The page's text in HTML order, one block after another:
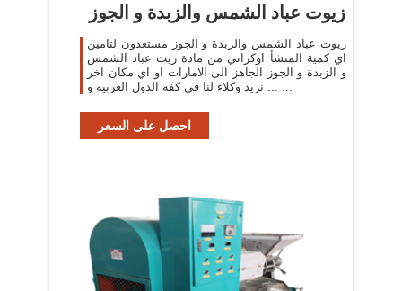
زيوت عباد الشمس والزبدة و الجوز
زيوت عباد الشمس والزبدة و الجوز مستعدون لتامين
اي كمية المنشأ اوكراني من مادة زيت عباد الشمس
و الزبدة و الجوز الجاهز الى الامارات او اي مكان اخر
... نريد وكلاء لنا فى كفه الدول العربيه و ...
احصل على السعر